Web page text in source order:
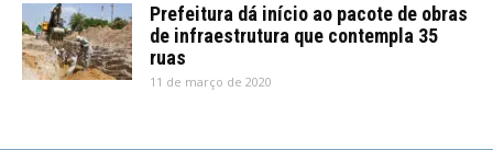
Prefeitura dá início ao pacote de obras
de infraestrutura que contempla 35
ruas
11 de março de 2020